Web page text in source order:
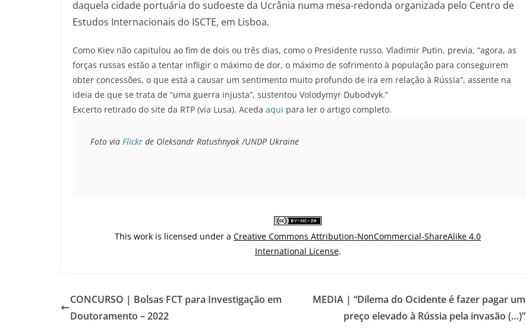
daquela cidade portuária do sudoeste da Ucrânia numa mesa-redonda organizada pelo Centro de
Estudos Internacionais do ISCTE, em Lisboa.
Como Kiev não capitulou ao fim de dois ou três dias, como o Presidente russo, Vladimir Putin, previa, “agora, as
forças russas estão a tentar infligir o máximo de dor, o máximo de sofrimento à população para conseguirem
obter concessões, o que está a causar um sentimento muito profundo de ira em relação à Rússia”, assente na
ideia de que se trata de “uma guerra injusta”, sustentou Volodymyr Dubodvyk.”
Excerto retirado do site da RTP (via Lusa). Aceda aqui para ler o artigo completo.
Foto via Flickr de Oleksandr Ratushnyak /UNDP Ukraine
This work is licensed under a Creative Commons Attribution-NonCommercial-ShareAlike 4.0
International License.
CONCURSO | Bolsas FCT para Investigação em
Doutoramento – 2022
MEDIA | “Dilema do Ocidente é fazer pagar um
preço elevado à Rússia pela invasão (…)”